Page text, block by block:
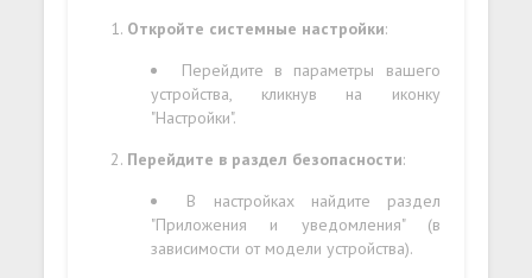
Откройте системные настройки:
Перейдите в параметры вашего
устройства, кликнув на иконку
"Настройки".
Перейдите в раздел безопасности:
В настройках найдите раздел
"Приложения и уведомления" (в
зависимости от модели устройства).